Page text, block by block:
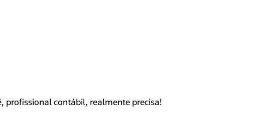
profissional contábil, realmente precisa!